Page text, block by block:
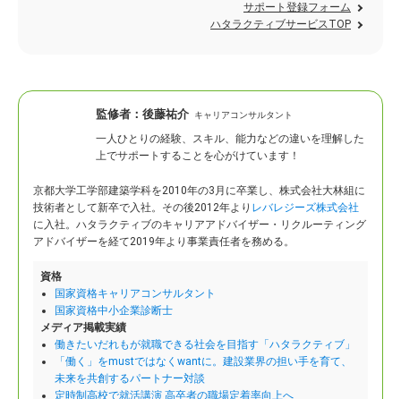
サポート登録フォーム
ハタラクティブサービスTOP
監修者： 後藤祐介 キャリアコンサルタント
一人ひとりの経験、スキル、能力などの違いを理解した
上でサポートすることを心がけています！
京都大学工学部建築学科を2010年の3月に卒業し、株式会社大林組に
技術者として新卒で入社。 その後2012年より レバレジーズ株式会社
に入社。ハタラクティブのキャリアアドバイザー・リクルーティング
アドバイザーを経て2019年より事業責任者を務める。
資格
国家資格キャリアコンサルタント
国家資格中小企業診断士
メディア掲載実績
働きたいだれもが就職できる社会を目指す「ハタラクティブ」
「働く」をmustではなくwantに。建設業界の担い手を育て、
未来を共創するパートナー対談
定時制高校で就活講演 高卒者の職場定着率向上へ